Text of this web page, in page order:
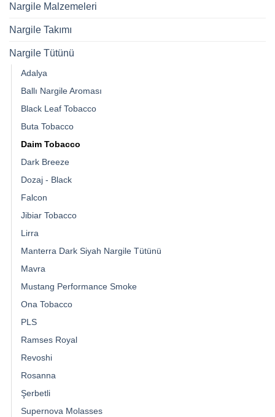
Nargile Malzemeleri
Nargile Takımı
Nargile Tütünü
Adalya
Ballı Nargile Aroması
Black Leaf Tobacco
Buta Tobacco
Daim Tobacco
Dark Breeze
Dozaj - Black
Falcon
Jibiar Tobacco
Lirra
Manterra Dark Siyah Nargile Tütünü
Mavra
Mustang Performance Smoke
Ona Tobacco
PLS
Ramses Royal
Revoshi
Rosanna
Şerbetli
Supernova Molasses